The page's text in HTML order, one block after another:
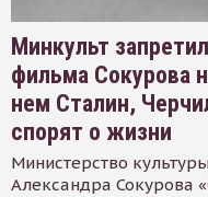
Минкульт
фильма Сокурова
нем Сталин,
спорят о жизни
Министерство
Александра Сокурова